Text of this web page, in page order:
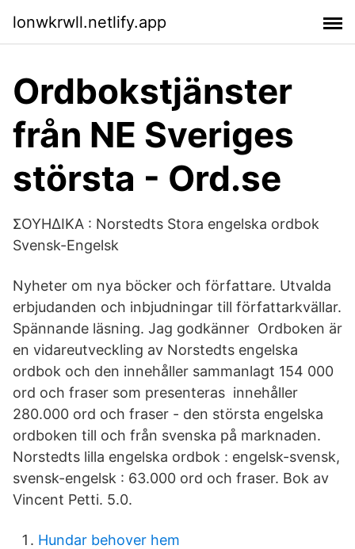
lonwkrwll.netlify.app
Ordbokstjänster
från NE Sveriges
största - Ord.se
ΣΟΥΗΔΙΚΑ : Norstedts Stora engelska ordbok
Svensk-Engelsk
Nyheter om nya böcker och författare. Utvalda
erbjudanden och inbjudningar till författarkvällar.
Spännande läsning. Jag godkänner Ordboken är
en vidareutveckling av Norstedts engelska
ordbok och den innehåller sammanlagt 154 000
ord och fraser som presenteras innehåller
280.000 ord och fraser - den största engelska
ordboken till och från svenska på marknaden.
Norstedts lilla engelska ordbok : engelsk-svensk,
svensk-engelsk : 63.000 ord och fraser. Bok av
Vincent Petti. 5.0.
Hundar behover hem